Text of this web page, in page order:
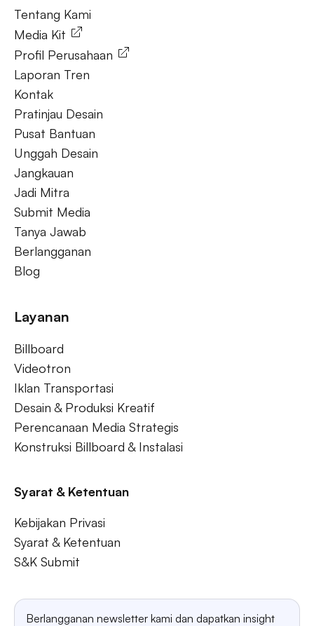
Tentang Kami
Media Kit
Profil Perusahaan
Laporan Tren
Kontak
Pratinjau Desain
Pusat Bantuan
Unggah Desain
Jangkauan
Jadi Mitra
Submit Media
Tanya Jawab
Berlangganan
Blog
Layanan
Billboard
Videotron
Iklan Transportasi
Desain & Produksi Kreatif
Perencanaan Media Strategis
Konstruksi Billboard & Instalasi
Syarat & Ketentuan
Kebijakan Privasi
Syarat & Ketentuan
S&K Submit
Berlangganan newsletter kami dan dapatkan insight